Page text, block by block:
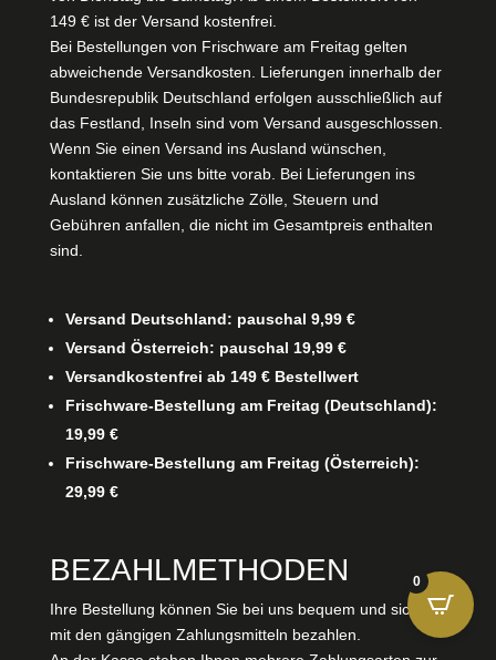
149 € ist der Versand kostenfrei.
Bei Bestellungen von Frischware am Freitag gelten
abweichende Versandkosten. Lieferungen innerhalb der
Bundesrepublik Deutschland erfolgen ausschließlich auf
das Festland, Inseln sind vom Versand ausgeschlossen.
Wenn Sie einen Versand ins Ausland wünschen,
kontaktieren Sie uns bitte vorab. Bei Lieferungen ins
Ausland können zusätzliche Zölle, Steuern und
Gebühren anfallen, die nicht im Gesamtpreis enthalten
sind.
Versand Deutschland: pauschal 9,99 €
Versand Österreich: pauschal 19,99 €
Versandkostenfrei ab 149 € Bestellwert
Frischware-Bestellung am Freitag (Deutschland):
19,99 €
Frischware-Bestellung am Freitag (Österreich):
29,99 €
BEZAHLMETHODEN
Ihre Bestellung können Sie bei uns bequem und sicher
mit den gängigen Zahlungsmitteln bezahlen.
0